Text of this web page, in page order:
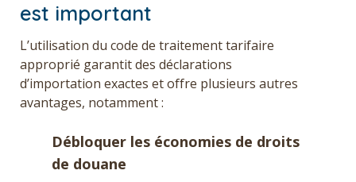
est important
L’utilisation du code de traitement tarifaire
approprié garantit des déclarations
d’importation exactes et offre plusieurs autres
avantages, notamment :
Débloquer les économies de droits
de douane